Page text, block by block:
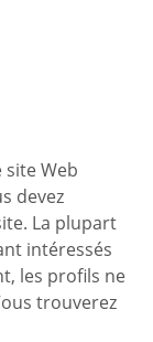
Web
devez
La plupart
intéressés
les profils ne
trouverez